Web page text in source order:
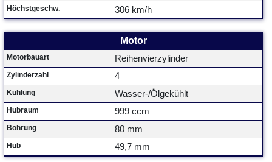
Höchstgeschw. 306 km/h
Motor
Motorbauart Reihenvierzylinder
Zylinderzahl 4
Kühlung Wasser-/Ölgekühlt
Hubraum 999 ccm
Bohrung 80 mm
Hub 49,7 mm